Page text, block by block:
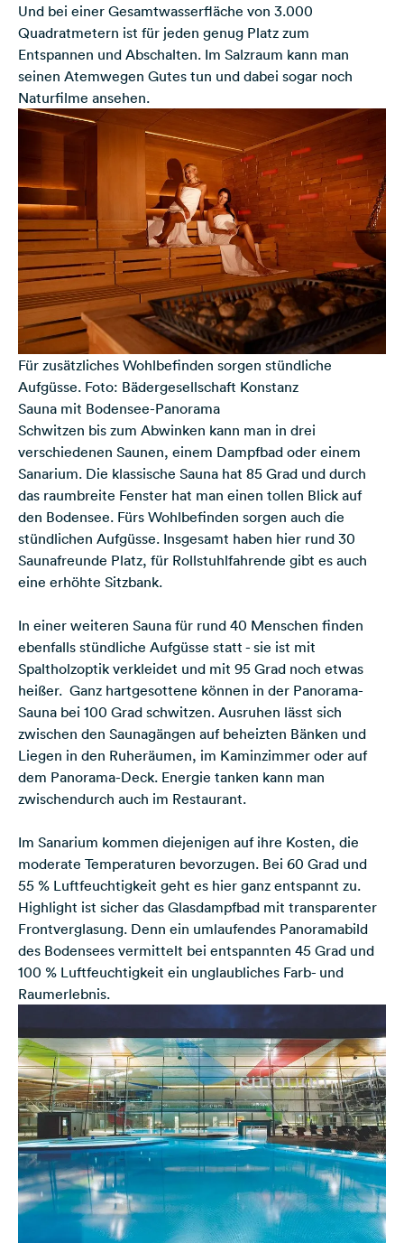
Und bei einer Gesamtwasserfläche von 3.000
Quadratmetern ist für jeden genug Platz zum
Entspannen und Abschalten. Im Salzraum kann man
seinen Atemwegen Gutes tun und dabei sogar noch
Naturfilme ansehen.
Für zusätzliches Wohlbefinden sorgen stündliche
Aufgüsse. Foto: Bädergesellschaft Konstanz
Sauna mit Bodensee-Panorama
Schwitzen bis zum Abwinken kann man in drei
verschiedenen Saunen, einem Dampfbad oder einem
Sanarium. Die klassische Sauna hat 85 Grad und durch
das raumbreite Fenster hat man einen tollen Blick auf
den Bodensee. Fürs Wohlbefinden sorgen auch die
stündlichen Aufgüsse. Insgesamt haben hier rund 30
Saunafreunde Platz, für Rollstuhlfahrende gibt es auch
eine erhöhte Sitzbank.
In einer weiteren Sauna für rund 40 Menschen finden
ebenfalls stündliche Aufgüsse statt - sie ist mit
Spaltholzoptik verkleidet und mit 95 Grad noch etwas
heißer. Ganz hartgesottene können in der Panorama-
Sauna bei 100 Grad schwitzen. Ausruhen lässt sich
zwischen den Saunagängen auf beheizten Bänken und
Liegen in den Ruheräumen, im Kaminzimmer oder auf
dem Panorama-Deck. Energie tanken kann man
zwischendurch auch im Restaurant.
Im Sanarium kommen diejenigen auf ihre Kosten, die
moderate Temperaturen bevorzugen. Bei 60 Grad und
55 % Luftfeuchtigkeit geht es hier ganz entspannt zu.
Highlight ist sicher das Glasdampfbad mit transparenter
Frontverglasung. Denn ein umlaufendes Panoramabild
des Bodensees vermittelt bei entspannten 45 Grad und
100 % Luftfeuchtigkeit ein unglaubliches Farb- und
Raumerlebnis.